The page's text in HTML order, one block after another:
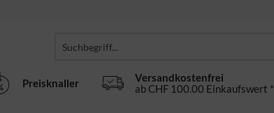
Preisknaller
Versandkostenfrei
ab CHF 100.00 Einkaufswert *